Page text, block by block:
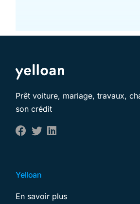
Prêt voiture, mariage, travaux,
son crédit
Yelloan
En savoir plus